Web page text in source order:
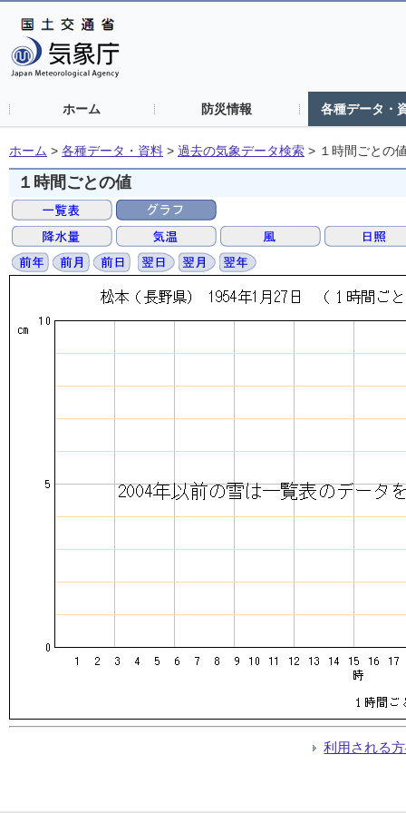
ホーム 防災情報 各種データ・
ホーム > 各種データ・資料 > 過去の気象データ検索 > １時間ごとの
１時間ごとの値
利用される